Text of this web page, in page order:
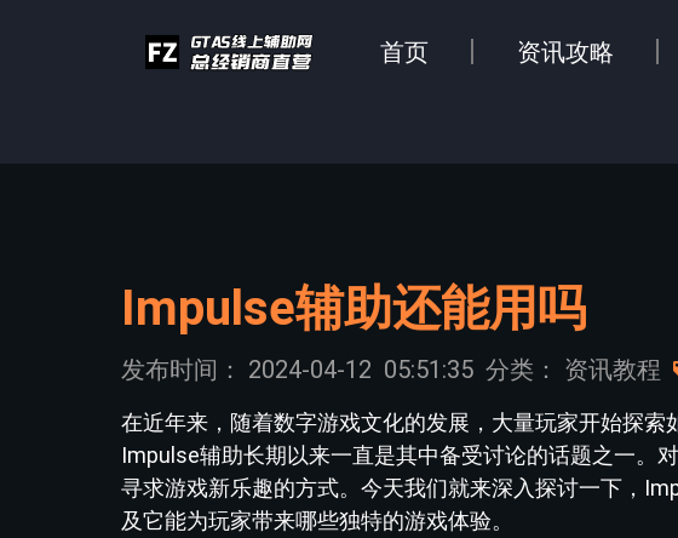
首页 资讯攻略
Impulse辅助还能用吗
发布时间： 2024-04-12 05:51:35 分类： 资讯教程
在近年来，随着数字游戏文化的发展，大量玩家开始探
Impulse辅助长期以来一直是其中备受讨论的话题之一。
寻求游戏新乐趣的方式。今天我们就来深入探讨一下，
及它能为玩家带来哪些独特的游戏体验。